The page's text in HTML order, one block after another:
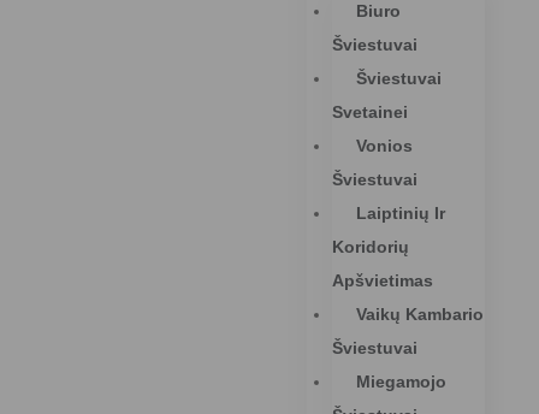
Biuro
Šviestuvai
Šviestuvai
Svetainei
Vonios
Šviestuvai
Laiptinių Ir
Koridorių
Apšvietimas
Vaikų Kambario
Šviestuvai
Miegamojo